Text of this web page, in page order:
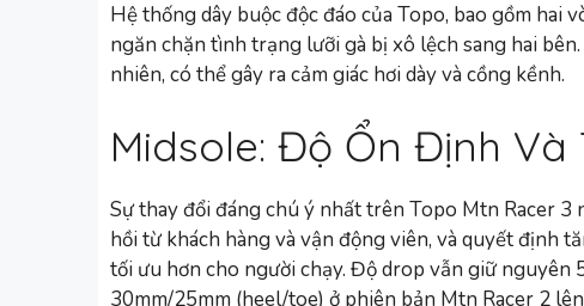
Hệ thống dây buộc độc đáo của Topo, bao gồm hai
ngăn chặn tình trạng lưỡi gà bị xô lệch sang hai
nhiên, có thể gây ra cảm giác hơi dày và cồng kềnh.
Midsole: Độ Ổn Định Và
Sự thay đổi đáng chú ý nhất trên Topo Mtn Racer
hồi từ khách hàng và vận động viên, và quyết định
tối ưu hơn cho người chạy. Độ drop vẫn giữ nguyên
30mm/25mm (heel/toe) ở phiên bản Mtn Racer 2